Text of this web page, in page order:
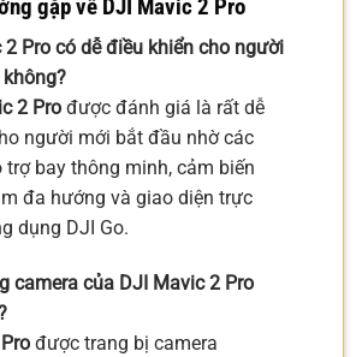
gặp về DJI Mavic 2 Pro
2 Pro có dễ điều khiển cho người
2 Pro được đánh giá là rất dễ
người mới bắt đầu nhờ các
trợ bay thông minh, cảm biến
đa hướng và giao diện trực
dụng DJI Go.
camera của DJI Mavic 2 Pro
được trang bị camera